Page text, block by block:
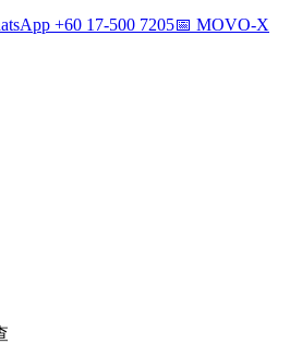
+60 17-500 7205📅 MOVO-X